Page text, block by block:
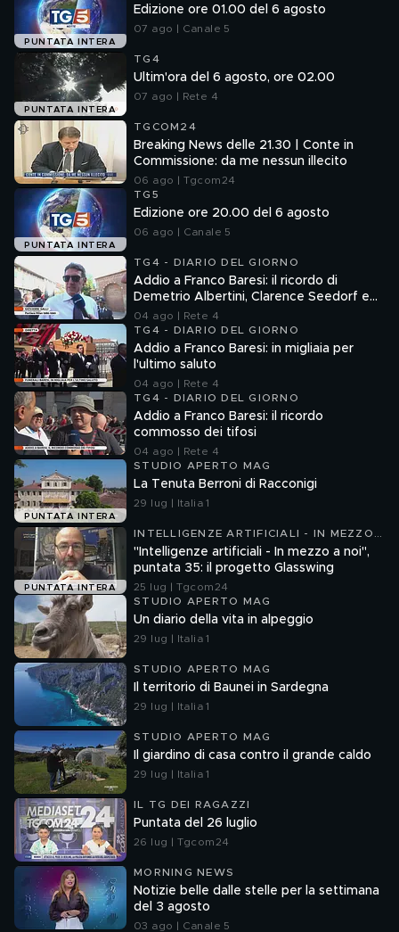
PUNTATA INTERA
Edizione ore 01.00 del 6 agosto
07 ago | Canale 5
PUNTATA INTERA
TG4
Ultim'ora del 6 agosto, ore 02.00
07 ago | Rete 4
TGCOM24
Breaking News delle 21.30 | Conte in
Commissione: da me nessun illecito
06 ago | Tgcom24
PUNTATA INTERA
TG5
Edizione ore 20.00 del 6 agosto
06 ago | Canale 5
TG4 - DIARIO DEL GIORNO
Addio a Franco Baresi: il ricordo di
Demetrio Albertini, Clarence Seedorf e
Giovanni Galli
04 ago | Rete 4
TG4 - DIARIO DEL GIORNO
Addio a Franco Baresi: in migliaia per
l'ultimo saluto
04 ago | Rete 4
TG4 - DIARIO DEL GIORNO
Addio a Franco Baresi: il ricordo
commosso dei tifosi
04 ago | Rete 4
PUNTATA INTERA
STUDIO APERTO MAG
La Tenuta Berroni di Racconigi
29 lug | Italia 1
PUNTATA INTERA
INTELLIGENZE ARTIFICIALI - IN MEZZO
A NOI
"Intelligenze artificiali - In mezzo a noi",
puntata 35: il progetto Glasswing
25 lug | Tgcom24
STUDIO APERTO MAG
Un diario della vita in alpeggio
29 lug | Italia 1
STUDIO APERTO MAG
Il territorio di Baunei in Sardegna
29 lug | Italia 1
STUDIO APERTO MAG
Il giardino di casa contro il grande caldo
29 lug | Italia 1
IL TG DEI RAGAZZI
Puntata del 26 luglio
26 lug | Tgcom24
MORNING NEWS
Notizie belle dalle stelle per la settimana
del 3 agosto
03 ago | Canale 5